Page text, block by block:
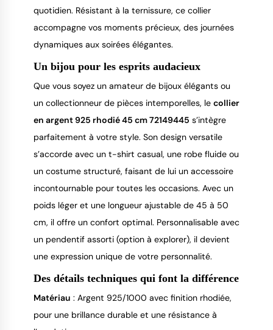
quotidien. Résistant à la ternissure, ce collier
accompagne vos moments précieux, des journées
dynamiques aux soirées élégantes.
Un bijou pour les esprits audacieux
Que vous soyez un amateur de bijoux élégants ou
un collectionneur de pièces intemporelles, le collier
en argent 925 rhodié 45 cm 72149445 s’intègre
parfaitement à votre style. Son design versatile
s’accorde avec un t-shirt casual, une robe fluide ou
un costume structuré, faisant de lui un accessoire
incontournable pour toutes les occasions. Avec un
poids léger et une longueur ajustable de 45 à 50
cm, il offre un confort optimal. Personnalisable avec
un pendentif assorti (option à explorer), il devient
une expression unique de votre personnalité.
Des détails techniques qui font la différence
Matériau : Argent 925/1000 avec finition rhodiée,
pour une brillance durable et une résistance à